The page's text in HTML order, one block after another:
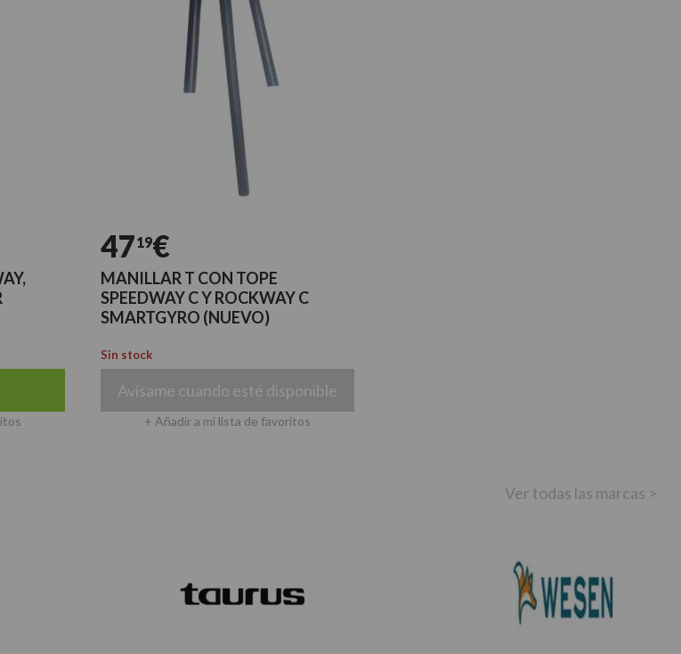
4719€
MANILLAR T CON TOPE
SPEEDWAY C Y ROCKWAY C
SMARTGYRO (NUEVO)
Sin stock
Avísame cuando esté disponible
+ Añadir a mi lista de favoritos
Ver todas las marcas >